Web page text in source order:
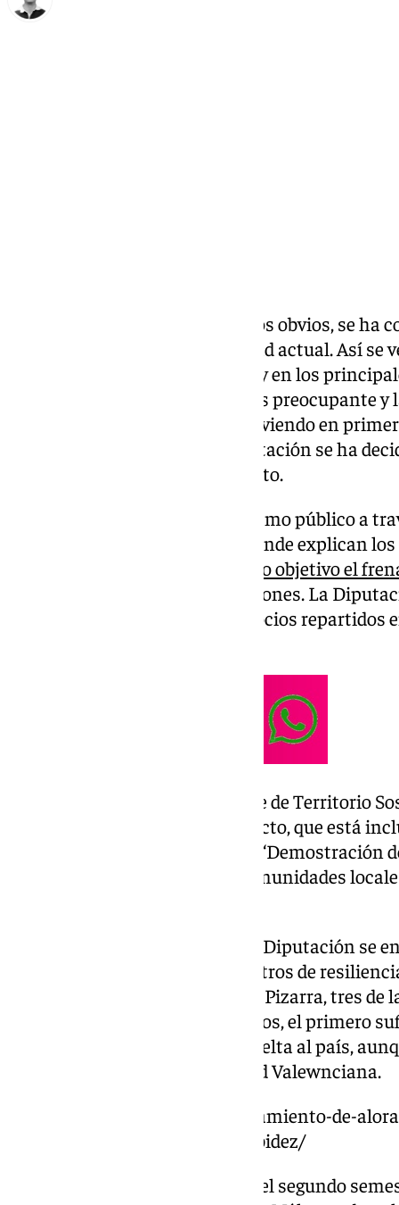
El cambio climático, por motivos obvios, se ha
que más preocupan a la sociedad actual. Así se
los distintos partidos políticos y en los
que la situación es cada vez más preocupante
está viviendo en
sequía, por lo que desde la Diputación se ha
para intentar prevenir este efecto.
Así lo ha comunicado el organismo público a
tenido acceso 101 Televisión, donde explican
tiene como objetivo el
intentará prevenir las inundaciones. La
contará con el respaldo de 28 socios
Cristóbal Ortega, vicepresidente de Territorio
presentar este innovador proyecto, que está
de la Comisión Europea para la
adaptadas a zonas rurales y comunidades
El dirigente ha explicado que la Diputación se
experiencias de éxito de los centros de
Reino Unido en Álora, Ardales y Pizarra, tres
estas situaciones. Sin ir más lejos, el primero
unas imágenes que dieron la vuelta al país,
terrible suceso en la Comunidad Valewnciana.
https://www.101tv.es/el-ayuntamiento-de-
suministro-de-agua-por-la-turbidez/
Ortega ha explicado que, hasta el segundo